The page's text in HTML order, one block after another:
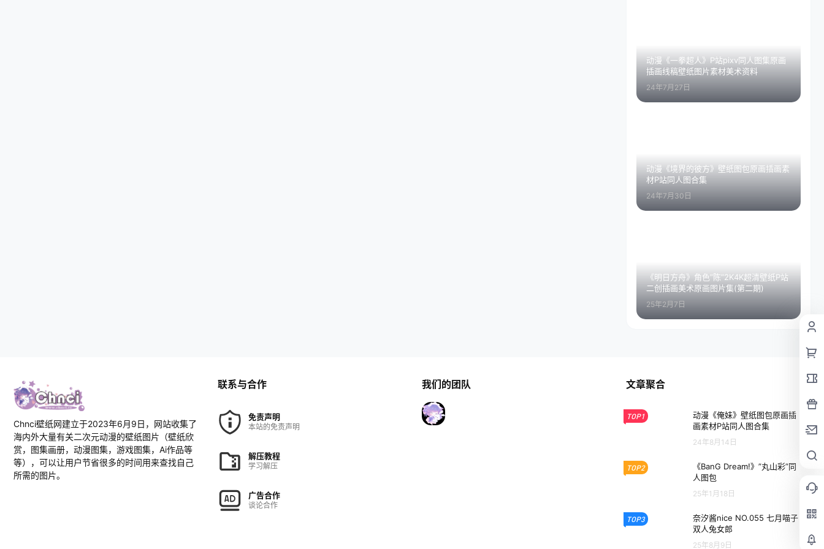
动漫《一拳超人》P站pixv同人图集原画
插画线稿壁纸图片素材美术资料
24年7月27日
动漫《境界的彼方》壁纸图包原画插画素
材P站同人图合集
24年7月30日
《明日方舟》角色”陈”2K4K超清壁纸P站
二创插画美术原画图片集(第二期)
25年2月7日
Chnci壁纸网建立于2023年6月9日，网站收集了
海内外大量有关二次元动漫的壁纸图片（壁纸欣
赏，图集画册，动漫图集，游戏图集，Ai作品等
等），可以让用户节省很多的时间用来查找自己
所需的图片。
联系与合作
免责声明
本站的免责声明
解压教程
学习解压
广告合作
谈论合作
我们的团队 文章聚合
TOP1
动漫《俺妹》壁纸图包原画插
画素材P站同人图合集
24年8月14日
TOP2
《BanG Dream!》”丸山彩”同
人图包
25年1月18日
TOP3
奈汐酱nice NO.055 七月喵子
双人兔女郎
25年8月9日